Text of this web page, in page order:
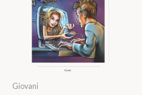
Giovani